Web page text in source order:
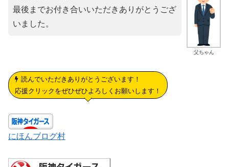
父ちゃん
最後までお付き合いいただきありがとうござ
いました。
読んでいただきありがとうございます！
応援クリックをぜひぜひよろしくお願いします！
にほんブログ村